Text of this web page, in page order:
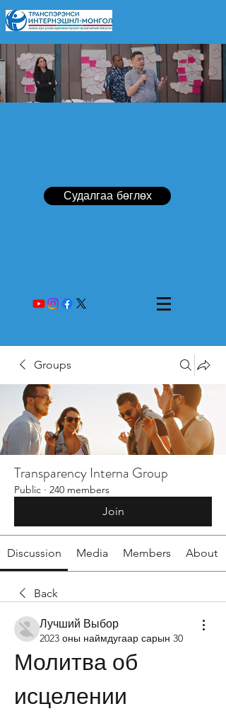
Судалгаа бөглөх
Groups
Transparency Interna Group
Public · 240 members
Join
Discussion Media Members About
Back
Лучший Выбор
2023 оны наймдугаар сарын 30
Молитва об
исцелении